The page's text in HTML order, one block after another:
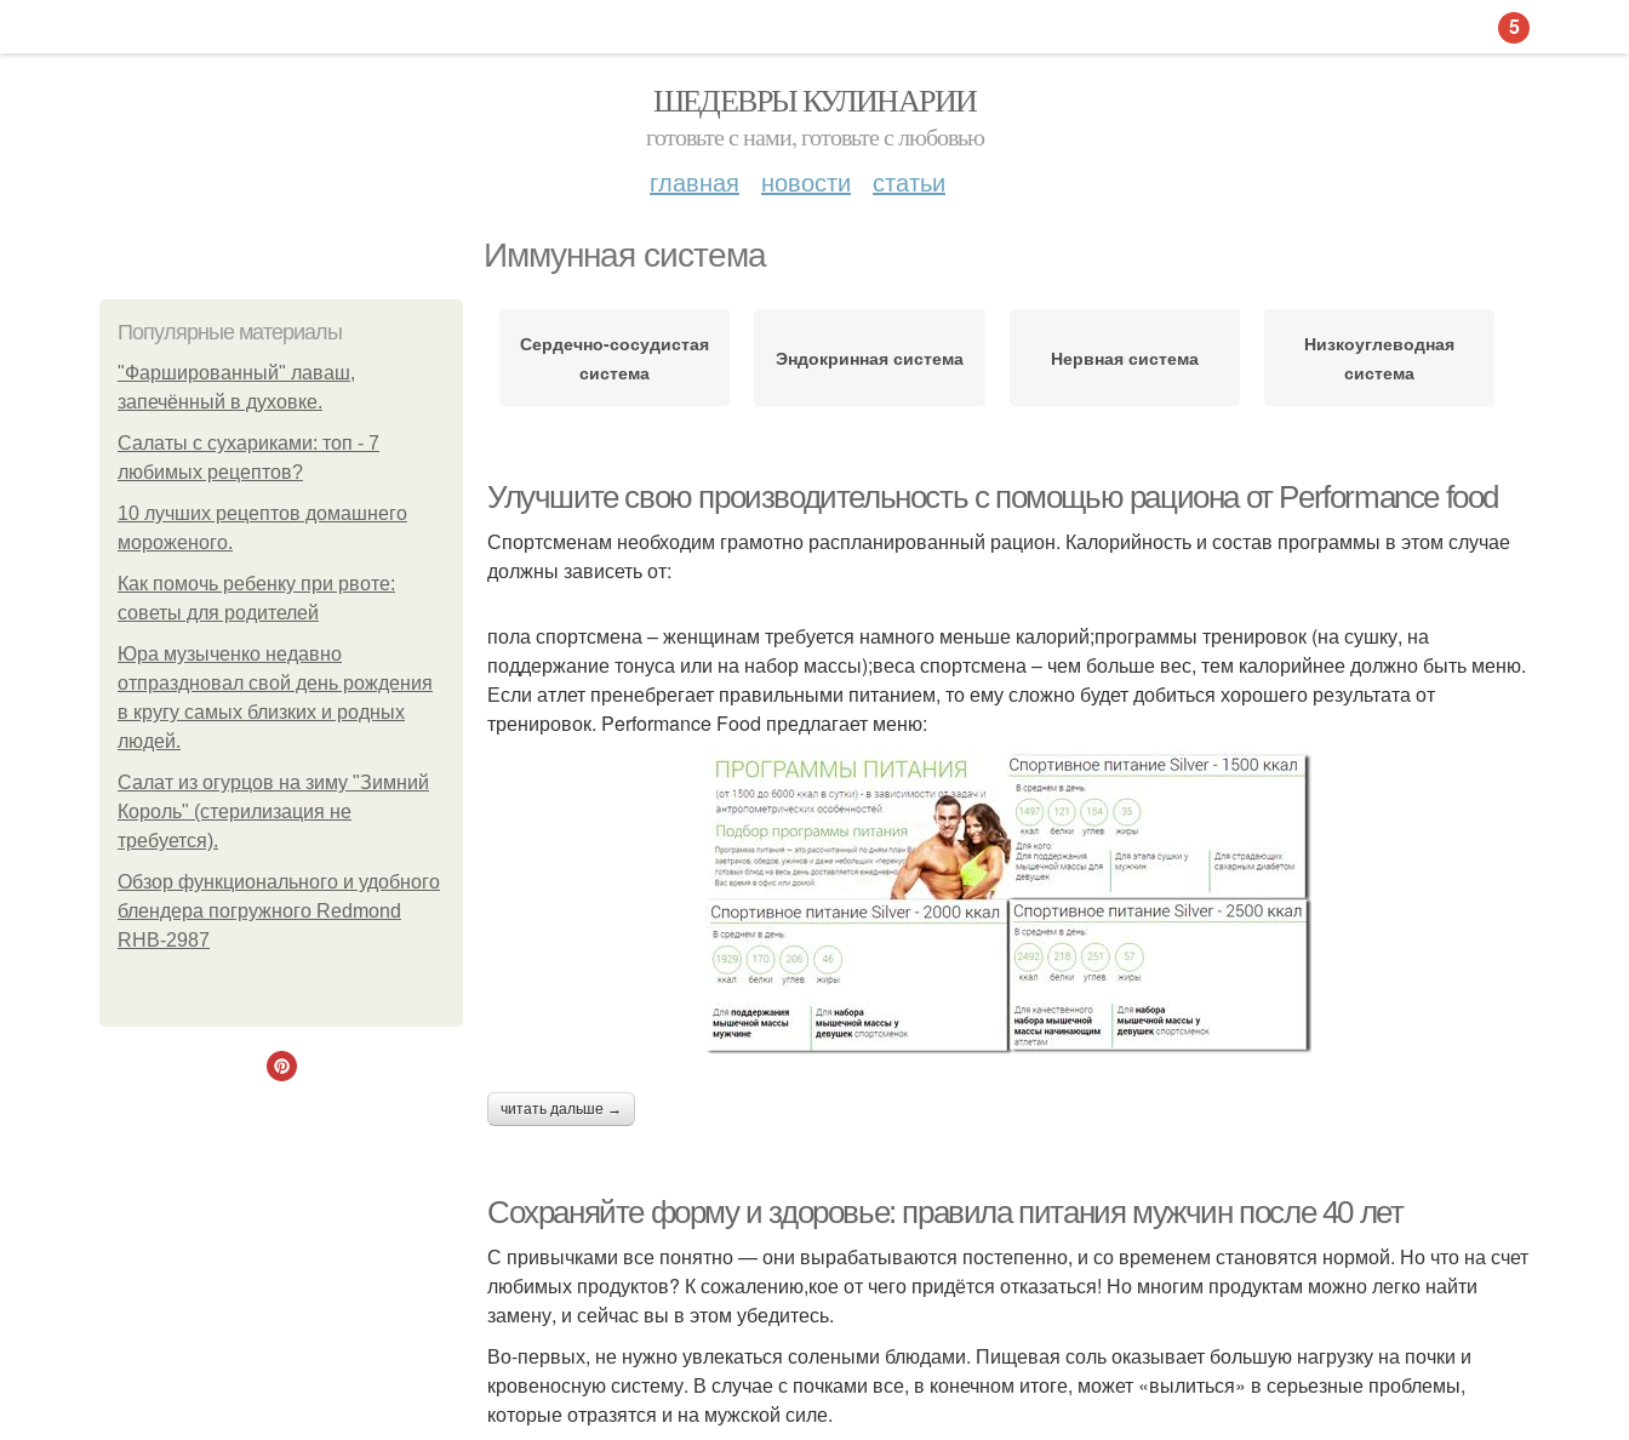
ШЕДЕВРЫ КУЛИНАРИИ
готовьте с нами, готовьте с любовью
главная новости статьи
Иммунная система
Популярные материалы
"Фаршированный" лаваш,
запечённый в духовке.
Салаты с сухариками: топ - 7
любимых рецептов?
10 лучших рецептов домашнего
мороженого.
Как помочь ребенку при рвоте:
советы для родителей
Юра музыченко недавно
отпраздновал свой день рождения
в кругу самых близких и родных
людей.
Салат из огурцов на зиму "Зимний
Король" (стерилизация не
требуется).
Обзор функционального и удобного
блендера погружного Redmond
RHB-2987
Сердечно-сосудистая
система
Эндокринная система Нервная система
Низкоуглеводная
система
Улучшите свою производительность с помощью рациона от Performance food
Спортсменам необходим грамотно распланированный рацион. Калорийность и состав программы в этом случае
должны зависеть от:
пола спортсмена – женщинам требуется намного меньше калорий;программы тренировок (на сушку, на
поддержание тонуса или на набор массы);веса спортсмена – чем больше вес, тем калорийнее должно быть меню.
Если атлет пренебрегает правильными питанием, то ему сложно будет добиться хорошего результата от
тренировок. Performance Food предлагает меню:
читать дальше →
Сохраняйте форму и здоровье: правила питания мужчин после 40 лет
С привычками все понятно — они вырабатываются постепенно, и со временем становятся нормой. Но что на счет
любимых продуктов? К сожалению,кое от чего придётся отказаться! Но многим продуктам можно легко найти
замену, и сейчас вы в этом убедитесь.
Во-первых, не нужно увлекаться солеными блюдами. Пищевая соль оказывает большую нагрузку на почки и
кровеносную систему. В случае с почками все, в конечном итоге, может «вылиться» в серьезные проблемы,
которые отразятся и на мужской силе.
5